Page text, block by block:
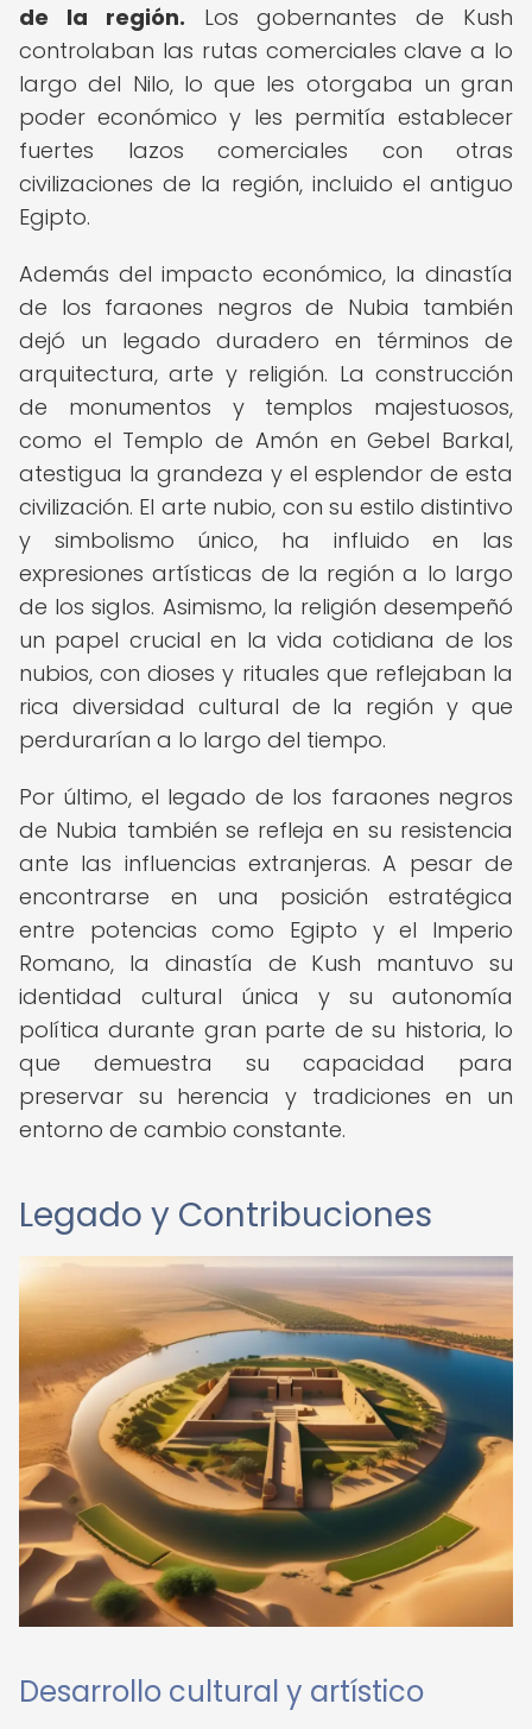
de la región. Los gobernantes de Kush
controlaban las rutas comerciales clave a lo
largo del Nilo, lo que les otorgaba un gran
poder económico y les permitía establecer
fuertes lazos comerciales con otras
civilizaciones de la región, incluido el antiguo
Egipto.
Además del impacto económico, la dinastía
de los faraones negros de Nubia también
dejó un legado duradero en términos de
arquitectura, arte y religión. La construcción
de monumentos y templos majestuosos,
como el Templo de Amón en Gebel Barkal,
atestigua la grandeza y el esplendor de esta
civilización. El arte nubio, con su estilo distintivo
y simbolismo único, ha influido en las
expresiones artísticas de la región a lo largo
de los siglos. Asimismo, la religión desempeñó
un papel crucial en la vida cotidiana de los
nubios, con dioses y rituales que reflejaban la
rica diversidad cultural de la región y que
perdurarían a lo largo del tiempo.
Por último, el legado de los faraones negros
de Nubia también se refleja en su resistencia
ante las influencias extranjeras. A pesar de
encontrarse en una posición estratégica
entre potencias como Egipto y el Imperio
Romano, la dinastía de Kush mantuvo su
identidad cultural única y su autonomía
política durante gran parte de su historia, lo
que demuestra su capacidad para
preservar su herencia y tradiciones en un
entorno de cambio constante.
Legado y Contribuciones
Desarrollo cultural y artístico